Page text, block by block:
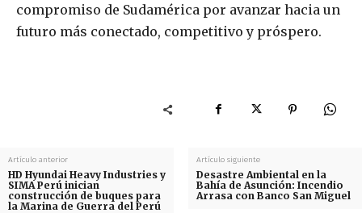
compromiso de Sudamérica por avanzar hacia un
futuro más conectado, competitivo y próspero.
Artículo anterior
HD Hyundai Heavy Industries y
SIMA Perú inician
construcción de buques para
la Marina de Guerra del Perú
Artículo siguiente
Desastre Ambiental en la
Bahía de Asunción: Incendio
Arrasa con Banco San Miguel